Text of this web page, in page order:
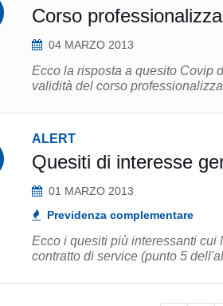
Corso
04 MARZO 2013
Ecco la risposta a quesito Covip
validità del corso
ALERT
Quesiti di interesse
01 MARZO 2013
Previdenza complementare
Ecco i quesiti più interessanti cui
contratto di service (punto 5